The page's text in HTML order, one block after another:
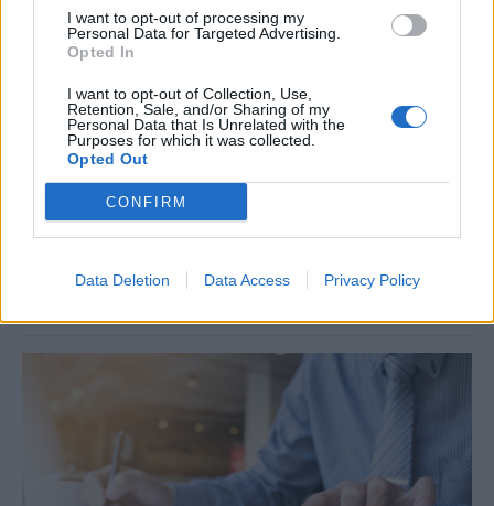
I want to opt-out of processing my
Personal Data for Targeted Advertising.
Opted In
I want to opt-out of Collection, Use,
Retention, Sale, and/or Sharing of my
Personal Data that Is Unrelated with the
Purposes for which it was collected.
Opted Out
CONFIRM
Data Deletion Data Access Privacy Policy
ΟΙΚΟΝΟΜΙΑ
Από ρεκόρ σε ρεκόρ ο Εξωδικαστικός
Σημαντικό ορόσημο κατέγραψε τον Ιούλιο ο Εξωδικαστικός
Μηχανισμός. Οι συνολικές ρυθμίσεις ξεπέρασαν τα 20 δισ. ευρώ από
την έναρξη λειτουργίας της πλατφόρμας. Συνολικά, μέχρι το τέλος
αντιστοιχούν σε αρχικές οφειλές ύψους 20,19 δισ. ευρώ.